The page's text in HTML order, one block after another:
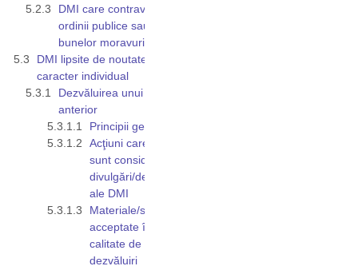
DMI care contravine
ordinii publice sau
bunelor moravuri
DMI lipsite de noutate şi
caracter individual
Dezvăluirea unui DMI
anterior
Principii generale
Acţiuni care nu
sunt considerate
divulgări/dezvăluiri
ale DMI
Materiale/surse
acceptate în
calitate de
dezvăluiri